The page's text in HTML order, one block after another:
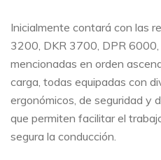
Inicialmente contará con las
3200, DKR 3700, DPR
mencionadas en orden
carga, todas equipadas con
ergonómicos, de seguridad y
que permiten facilitar el
segura la conducción.